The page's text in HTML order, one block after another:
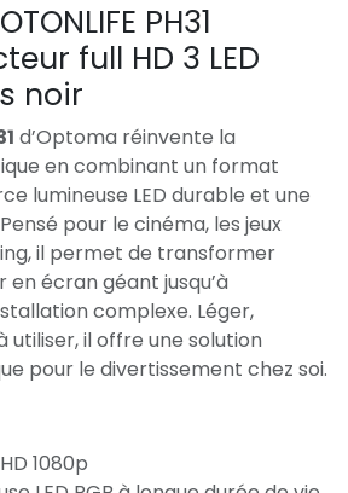
PH31
full HD 3 LED
noir
d’Optoma réinvente la
en combinant un format
lumineuse LED durable et une
pour le cinéma, les jeux
il permet de transformer
en écran géant jusqu’à
complexe. Léger,
il offre une solution
pour le divertissement chez soi.
1080p